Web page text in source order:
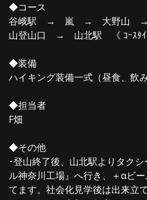
◆コース
谷峨駅 → 嵐 → 大野山 →
山登山口 → 山北駅 《 ｺｰｽﾀｲﾑ
◆装備
ハイキング装備一式（昼食、飲
◆担当者
F畑
◆その他
･登山終了後、山北駅よりタク
ル神奈川工場』へ行き、＋αビ
てます。社会化見学後は出来立